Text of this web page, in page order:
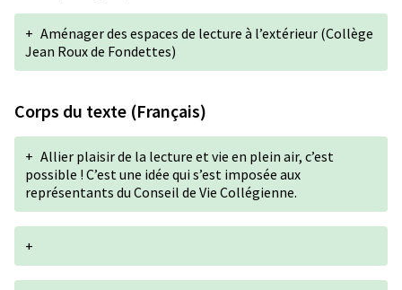
+ Aménager des espaces de lecture à l’extérieur (Collège
Jean Roux de Fondettes)
Corps du texte (Français)
+ Allier plaisir de la lecture et vie en plein air, c’est
possible ! C’est une idée qui s’est imposée aux
représentants du Conseil de Vie Collégienne.
+